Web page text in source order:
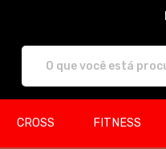
CROSS FITNESS